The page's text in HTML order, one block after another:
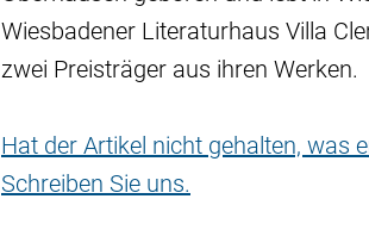
Wiesbadener Literaturhaus Villa
zwei Preisträger aus ihren Werken.
Hat der Artikel nicht gehalten, was
Schreiben Sie uns.